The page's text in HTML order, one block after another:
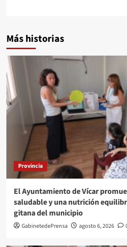
Más historias
Provincia
El Ayuntamiento de Vícar
saludable y una nutrición
gitana del municipio
GabinetedePrensa agosto 6, 2026